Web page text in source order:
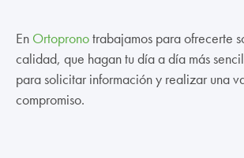
En Ortopronotrabajamos para ofrecerte
calidad, que hagan tu día a día más
para solicitar información y realizar una
compromiso.